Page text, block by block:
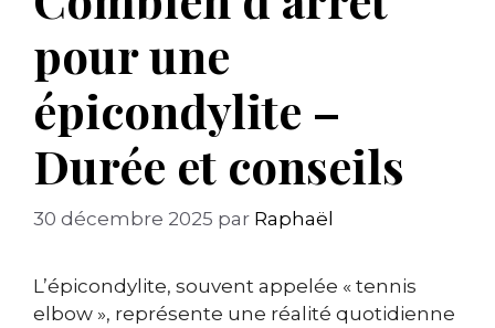
pour une
épicondylite –
Durée et conseils
30 décembre 2025 par Raphaël
L’épicondylite, souvent appelée « tennis
elbow », représente une réalité quotidienne